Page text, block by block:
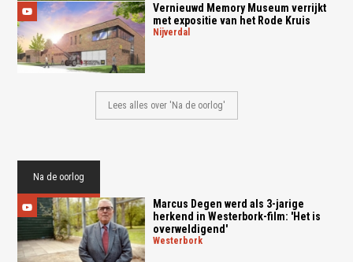
Vernieuwd Memory Museum verrijkt
met expositie van het Rode Kruis
nijverdal
Lees alles over 'Na de oorlog'
Na de oorlog
Marcus Degen werd als 3-jarige
herkend in Westerbork-film: 'Het is
overweldigend'
westerbork